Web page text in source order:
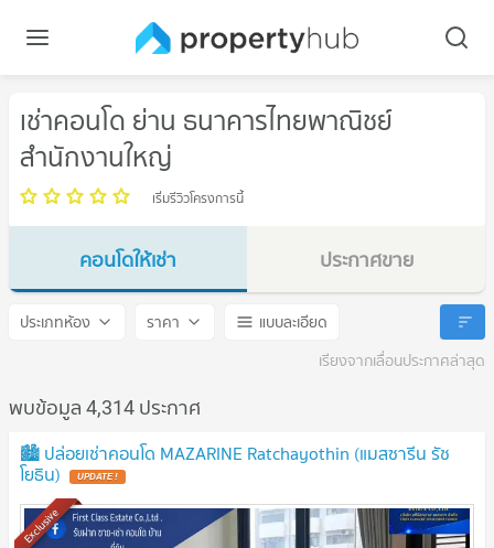
เช่าคอนโด ย่าน ธนาคารไทยพาณิชย์
สำนักงานใหญ่
เริ่มรีวิวโครงการนี้
คอนโดให้เช่า
ธนาคารไทยพาณิชย์ สำนักงานใหญ่
ประกาศขาย
ธนาคารไทยพาณิชย์ สำนักง
ประเภทห้อง ราคา
แบบละเอียด
เรียงจากเลื่อนประกาศล่าสุด
พบข้อมูล 4,314 ประกาศ
🏙️ ปล่อยเช่าคอนโด MAZARINE Ratchayothin (แมสซารีน รัช
โยธิน)
Exclusive